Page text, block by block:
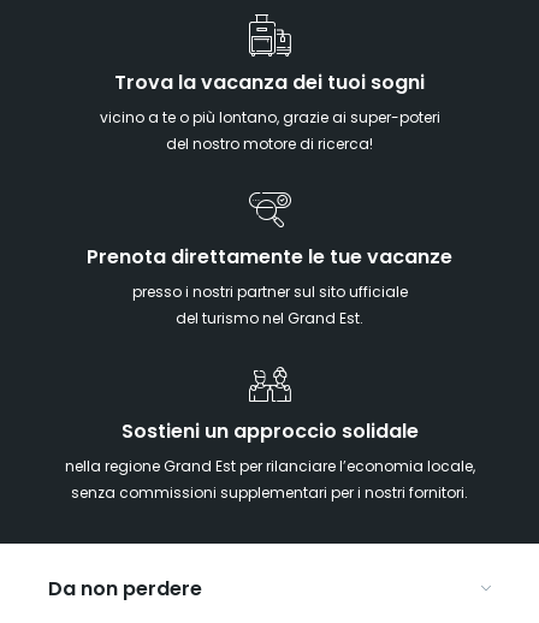
Trova la vacanza dei tuoi sogni
vicino a te o più lontano, grazie ai super-poteri
del nostro motore di ricerca!
Prenota direttamente le tue vacanze
presso i nostri partner sul sito ufficiale
del turismo nel Grand Est.
Sostieni un approccio solidale
nella regione Grand Est per rilanciare l’economia locale,
senza commissioni supplementari per i nostri fornitori.
Da non perdere